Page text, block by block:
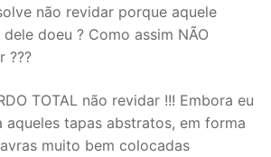
não revidar porque aquele
doeu ? Como assim NÃO
???
TOTAL não revidar !!! Embora eu
aqueles tapas abstratos, em forma
muito bem colocadas